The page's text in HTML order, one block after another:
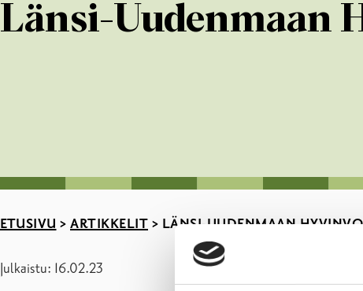
Länsi-Uudenmaan
ETUSIVU > ARTIKKELIT > LÄNSI-UUDENMAAN
Julkaistu: 16.02.23